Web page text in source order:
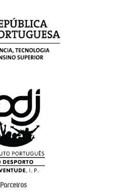
Parceiros